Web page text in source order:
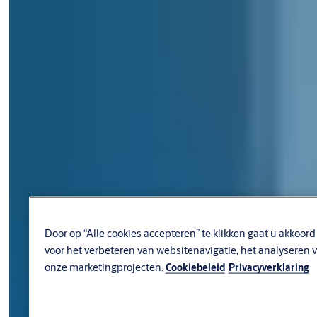
Door op “Alle cookies accepteren” te klikken gaat u
voor het verbeteren van websitenavigatie, het
onze marketingprojecten.Cookiebeleid Privacyverklaring